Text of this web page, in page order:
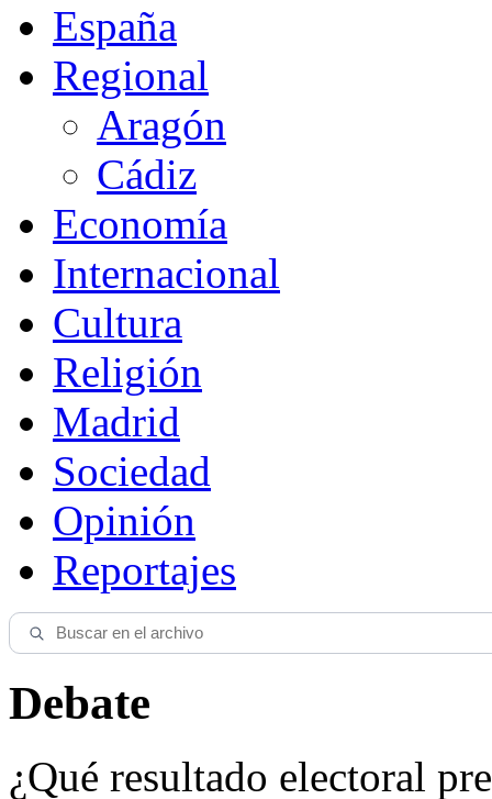
España
Regional
Aragón
Cádiz
Economía
Internacional
Cultura
Religión
Madrid
Sociedad
Opinión
Reportajes
Debate
¿Qué resultado electoral